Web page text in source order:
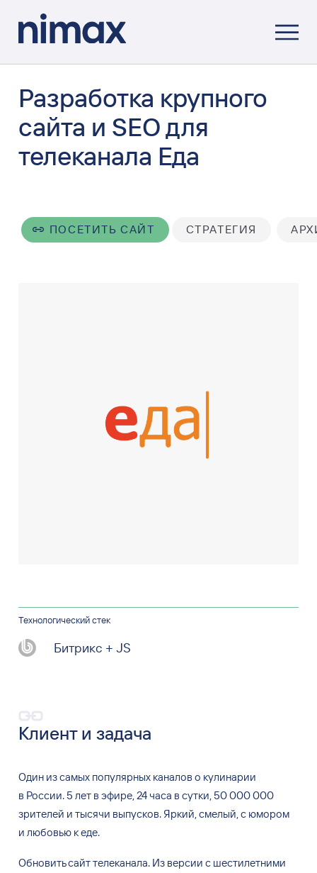
Разработка крупного
сайта и SEO для
телеканала Еда
ПОСЕТИТЬ САЙТ СТРАТЕГИЯ
Технологический стек
Битрикс + JS
Клиент и задача
Один изсамых популярных каналов о кулинарии
в России. 5 лет в эфире, 24 часа в сутки, 50000000
зрителей и тысячи выпусков. Яркий, смелый, с юмором
и любовью кеде.
Обновить сайт телеканала. Из версии с шестилетними